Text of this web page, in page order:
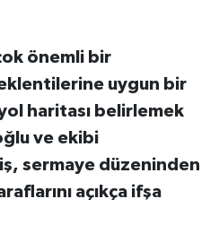
önemli bir
uygun bir
haritası belirlemek
ve ekibi
sermaye düzeninden
açıkça ifşa